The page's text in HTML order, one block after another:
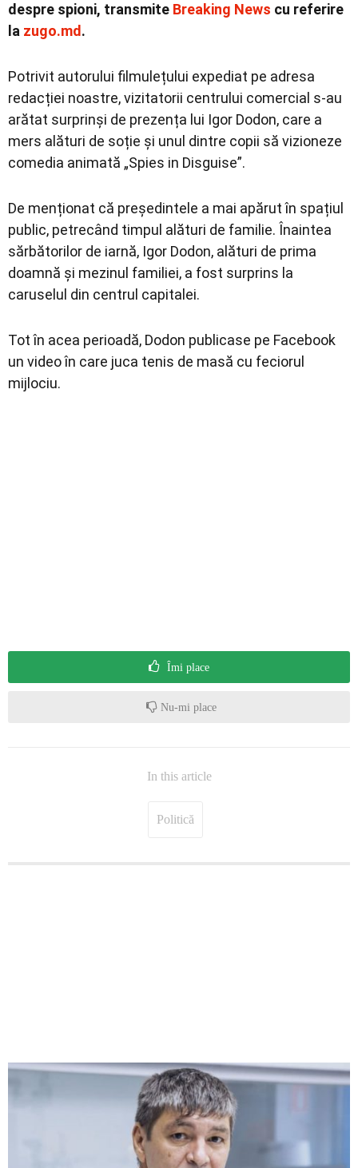
despre spioni, transmite Breaking News cu referire
la zugo.md.
Potrivit autorului filmulețului expediat pe adresa
redacției noastre, vizitatorii centrului comercial s-au
arătat surprinși de prezența lui Igor Dodon, care a
mers alături de soție și unul dintre copii să vizioneze
comedia animată „Spies in Disguise”.
De menționat că președintele a mai apărut în spațiul
public, petrecând timpul alături de familie. Înaintea
sărbătorilor de iarnă, Igor Dodon, alături de prima
doamnă și mezinul familiei, a fost surprins la
caruselul din centrul capitalei.
Tot în acea perioadă, Dodon publicase pe Facebook
un video în care juca tenis de masă cu feciorul
mijlociu.
Îmi place
Nu-mi place
In this article
Politică